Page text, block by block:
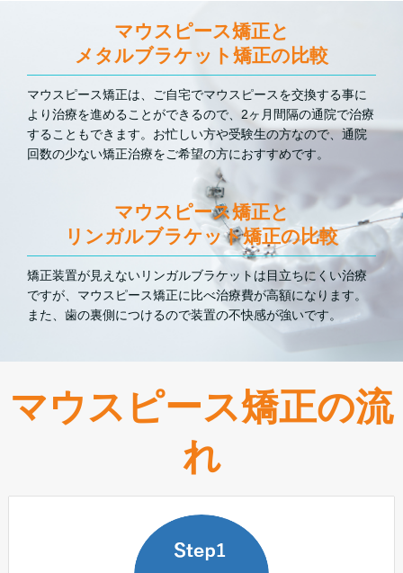
マウスピース矯正と
メタルブラケット矯正の比較
マウスピース矯正は、ご自宅でマウスピースを交換する事に
より治療を進めることができるので、2ヶ月間隔の通院で治療
することもできます。お忙しい方や受験生の方なので、通院
回数の少ない矯正治療をご希望の方におすすめです。
マウスピース矯正と
リンガルブラケット矯正の比較
矯正装置が見えないリンガルブラケットは目立ちにくい治療
ですが、マウスピース矯正に比べ治療費が高額になります。
また、歯の裏側につけるので装置の不快感が強いです。
マウスピース矯正の流
れ